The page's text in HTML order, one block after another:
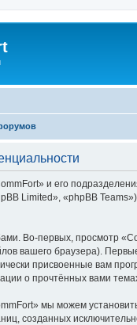
и его
Limited», «phpBB
Во-первых, просмотр
вашего браузера).
присвоенные вам
о прочтённых вами
мы можем
созданных